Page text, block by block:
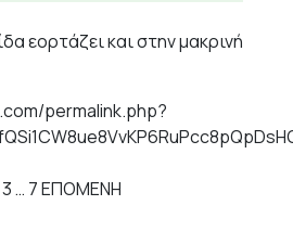
εορτάζει και στην μακρινή
permalink.php?
Σελιδοποίηση
3… 7ΕΠΟΜΕΝΗ